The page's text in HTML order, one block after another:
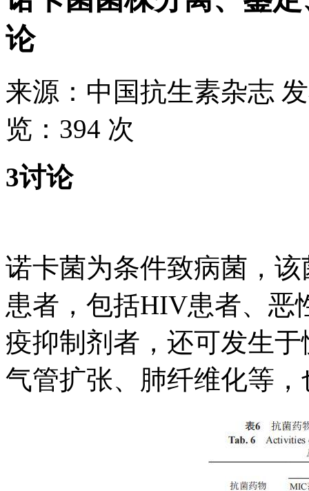
论
来源： 中国抗生素杂志
览： 394 次
3讨论
诺卡菌为条件致病菌，
患者，包括HIV患者、恶
疫抑制剂者，还可发生
气管扩张、肺纤维化等